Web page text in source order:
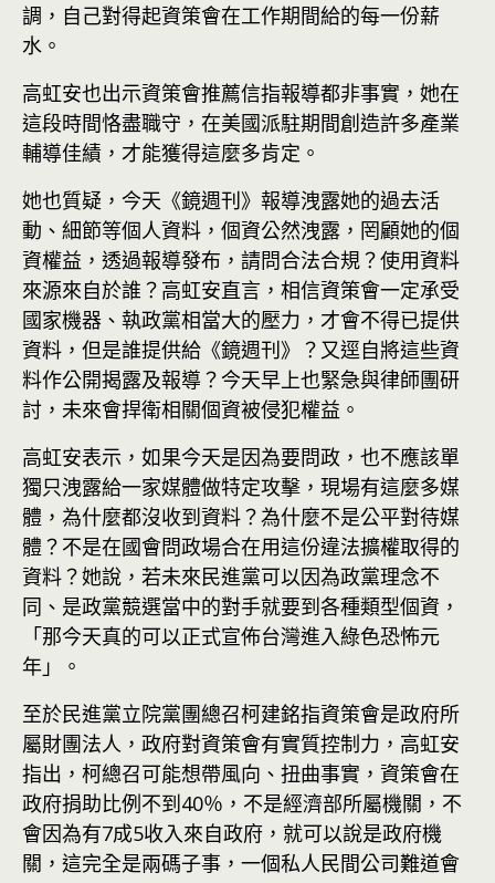
調，自己對得起資策會在工作期間給的每一份薪
水。
高虹安也出示資策會推薦信指報導都非事實，她在
這段時間恪盡職守，在美國派駐期間創造許多產業
輔導佳績，才能獲得這麼多肯定。
她也質疑，今天《鏡週刊》報導洩露她的過去活
動、細節等個人資料，個資公然洩露，罔顧她的個
資權益，透過報導發布，請問合法合規？使用資料
來源來自於誰？高虹安直言，相信資策會一定承受
國家機器、執政黨相當大的壓力，才會不得已提供
資料，但是誰提供給《鏡週刊》？又逕自將這些資
料作公開揭露及報導？今天早上也緊急與律師團研
討，未來會捍衛相關個資被侵犯權益。
高虹安表示，如果今天是因為要問政，也不應該單
獨只洩露給一家媒體做特定攻擊，現場有這麼多媒
體，為什麼都沒收到資料？為什麼不是公平對待媒
體？不是在國會問政場合在用這份違法擴權取得的
資料？她說，若未來民進黨可以因為政黨理念不
同、是政黨競選當中的對手就要到各種類型個資，
「那今天真的可以正式宣佈台灣進入綠色恐怖元
年」。
至於民進黨立院黨團總召柯建銘指資策會是政府所
屬財團法人，政府對資策會有實質控制力，高虹安
指出，柯總召可能想帶風向、扭曲事實，資策會在
政府捐助比例不到40％，不是經濟部所屬機關，不
會因為有7成5收入來自政府，就可以說是政府機
關，這完全是兩碼子事，一個私人民間公司難道會